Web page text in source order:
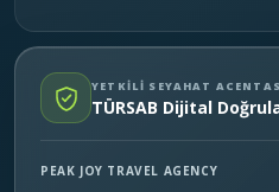
YETKİLİ SEYAHAT
TÜRSAB Dijital
PEAK JOY TRAVEL AGENCY